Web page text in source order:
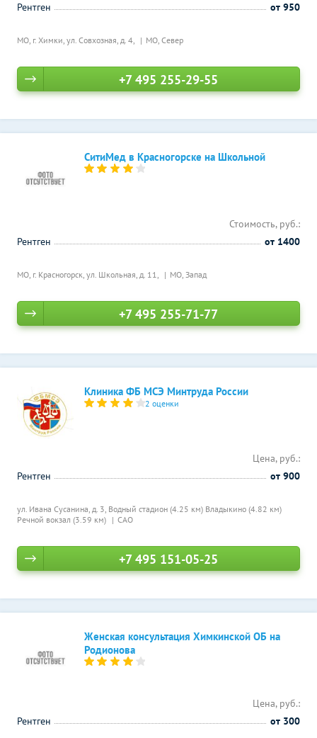
МО, г. Химки, ул. Совхозная, д. 4, МО, Север
Рентген
от 950
+7 495 255-29-55
СитиМед в Красногорске на Школьной
МО, г. Красногорск, ул. Школьная, д. 11, МО, Запад
Стоимость, руб.:
Рентген
от 1400
+7 495 255-71-77
Клиника ФБ МСЭ Минтруда России
2 оценки
ул. Ивана Сусанина, д. 3, Водный стадион (4.25 км) Владыкино (4.82 км)
Речной вокзал (3.59 км)
САО
Цена, руб.:
Рентген
от 900
+7 495 151-05-25
Женская консультация Химкинской ОБ на
Родионова
Цена, руб.:
Рентген
от 300